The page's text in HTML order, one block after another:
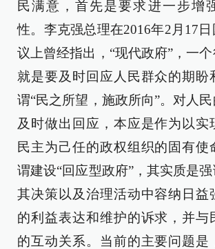
民满意，首先是要求进一步增
性。李克强总理在2016年2月17
议上曾经指出，“现代政府”，一个
就是要及时回应人民群众的期盼
谓“民之所望，施政所向”。对人
及时做出回应，本应是作为以实
民主为己任的政权组织的固有使
谓建设“回应型政府”，其实质是
其决策以及治理活动中容纳日益
的利益表达和维护的诉求，并与
的互动关系。当前的主要问题是